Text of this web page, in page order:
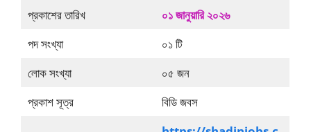
প্রকাশের তারিখ
০১ জানুয়ারি ২০২৬
পদ সংখ্যা
০১ টি
লোক সংখ্যা
০৫ জন
প্রকাশ সূত্র
বিডি জবস